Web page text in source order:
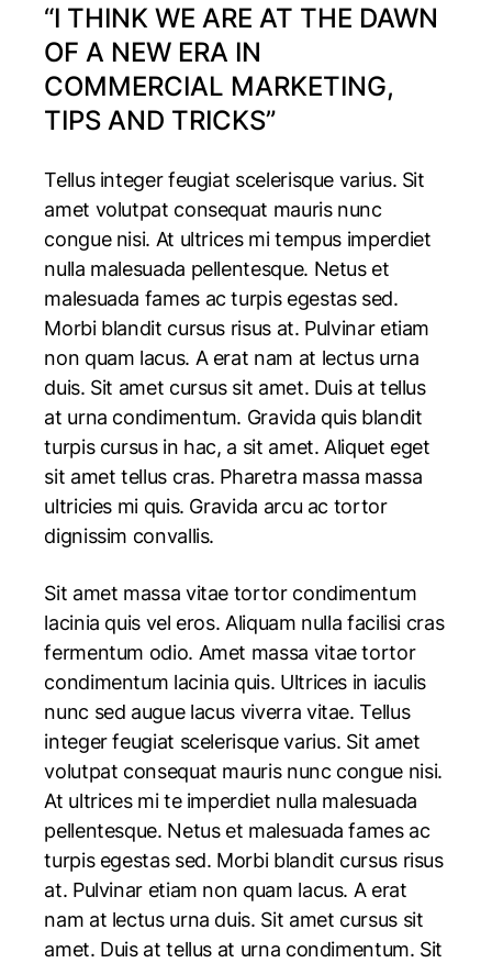
“I THINK WE ARE AT THE DAWN
OF A NEW ERA IN
COMMERCIAL MARKETING,
TIPS AND TRICKS”
Tellus integer feugiat scelerisque varius. Sit
amet volutpat consequat mauris nunc
congue nisi. At ultrices mi tempus imperdiet
nulla malesuada pellentesque. Netus et
malesuada fames ac turpis egestas sed.
Morbi blandit cursus risus at. Pulvinar etiam
non quam lacus. A erat nam at lectus urna
duis. Sit amet cursus sit amet. Duis at tellus
at urna condimentum. Gravida quis blandit
turpis cursus in hac, a sit amet. Aliquet eget
sit amet tellus cras. Pharetra massa massa
ultricies mi quis. Gravida arcu ac tortor
dignissim convallis.
Sit amet massa vitae tortor condimentum
lacinia quis vel eros. Aliquam nulla facilisi cras
fermentum odio. Amet massa vitae tortor
condimentum lacinia quis. Ultrices in iaculis
nunc sed augue lacus viverra vitae. Tellus
integer feugiat scelerisque varius. Sit amet
volutpat consequat mauris nunc congue nisi.
At ultrices mi te imperdiet nulla malesuada
pellentesque. Netus et malesuada fames ac
turpis egestas sed. Morbi blandit cursus risus
at. Pulvinar etiam non quam lacus. A erat
nam at lectus urna duis. Sit amet cursus sit
amet. Duis at tellus at urna condimentum. Sit